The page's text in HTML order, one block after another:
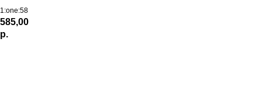
1:one:58
585,00
р.